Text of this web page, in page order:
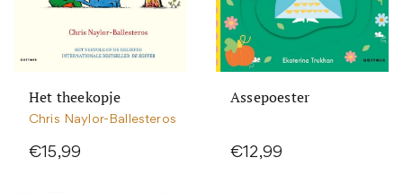
Het theekopje
Chris Naylor-Ballesteros
€15,99
Assepoester
€12,99